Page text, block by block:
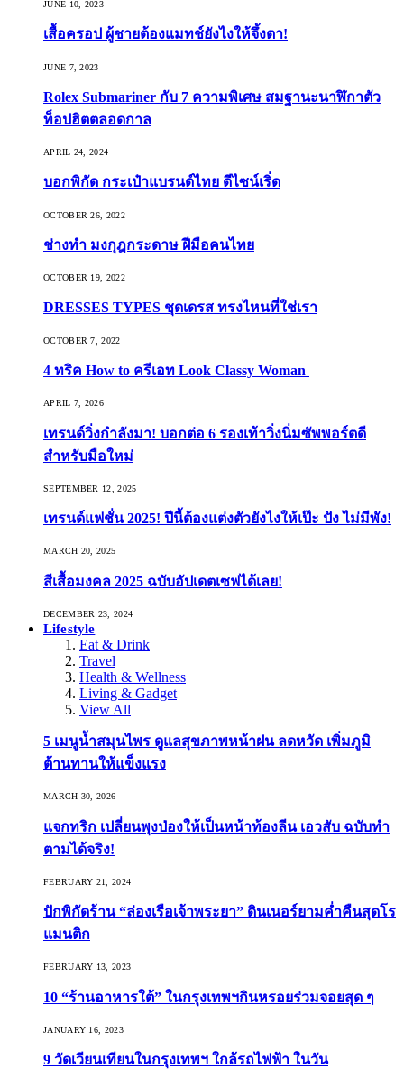
JUNE 10, 2023
เสื้อครอป ผู้ชายต้องแมทช์ยังไงให้จึ้งตา!
JUNE 7, 2023
Rolex Submariner กับ 7 ความพิเศษ สมฐานะนาฬิกาตัว
ท็อปฮิตตลอดกาล
APRIL 24, 2024
บอกพิกัด กระเป๋าแบรนด์ไทย ดีไซน์เริ่ด
OCTOBER 26, 2022
ช่างทำ มงกุฎกระดาษ ฝีมือคนไทย
OCTOBER 19, 2022
DRESSES TYPES ชุดเดรส ทรงไหนที่ใช่เรา
OCTOBER 7, 2022
4 ทริค How to ครีเอท Look Classy Woman
APRIL 7, 2026
เทรนด์วิ่งกำลังมา! บอกต่อ 6 รองเท้าวิ่งนิ่มซัพพอร์ตดี
สำหรับมือใหม่
SEPTEMBER 12, 2025
เทรนด์แฟชั่น 2025! ปีนี้ต้องแต่งตัวยังไงให้เป๊ะ ปัง ไม่มีพัง!
MARCH 20, 2025
สีเสื้อมงคล 2025 ฉบับอัปเดตเซฟได้เลย!
DECEMBER 23, 2024
Lifestyle
Eat & Drink
Travel
Health & Wellness
Living & Gadget
View All
5 เมนูน้ำสมุนไพร ดูแลสุขภาพหน้าฝน ลดหวัด เพิ่มภูมิ
ต้านทานให้แข็งแรง
MARCH 30, 2026
แจกทริก เปลี่ยนพุงป่องให้เป็นหน้าท้องลีน เอวสับ ฉบับทำ
ตามได้จริง!
FEBRUARY 21, 2024
ปักพิกัดร้าน “ล่องเรือเจ้าพระยา” ดินเนอร์ยามค่ำคืนสุดโร
แมนติก
FEBRUARY 13, 2023
10 “ร้านอาหารใต้” ในกรุงเทพฯกินหรอยร่วมจอยสุด ๆ
JANUARY 16, 2023
9 วัดเวียนเทียนในกรุงเทพฯ ใกล้รถไฟฟ้า ในวัน